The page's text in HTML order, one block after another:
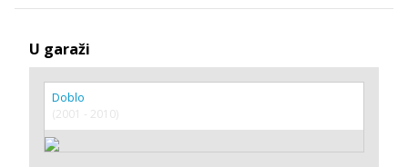
U garaži
Doblo
(2001 - 2010)